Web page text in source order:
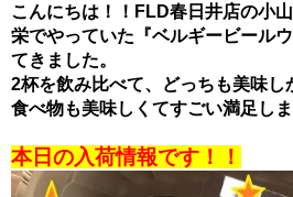
こんにちは！！FLD春日井店の小山
栄でやっていた『ベルギービール
てきました。
2杯を飲み比べて、どっちも美味し
食べ物も美味しくてすごい満足しま
本日の入荷情報です！！